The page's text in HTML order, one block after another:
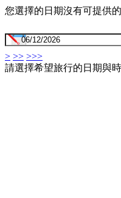
您選擇的日期沒有可提供
> >> >>>
請選擇希望旅行的日期與時